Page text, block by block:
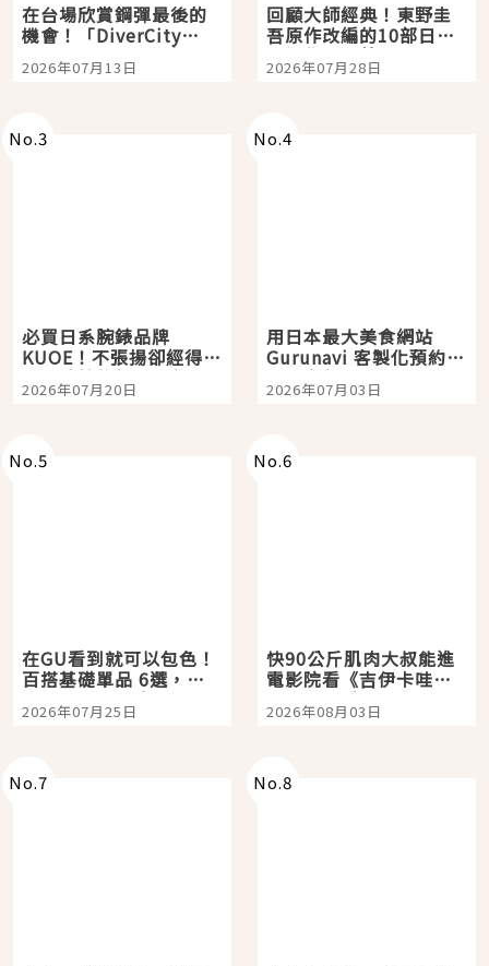
在台場欣賞鋼彈最後的
機會！「DiverCity
Tokyo Plaza」搭船、
購物、美食及夜景，一
2026年07月13日
回顧大師經典！東野圭
吾原作改編的10部日本
影視作品推薦
2026年07月28日
No.3
必買日系腕錶品牌
KUOE！不張揚卻經得起
時間洗鍊的經典之作五
選
2026年07月20日
No.4
用日本最大美食網站
Gurunavi 客製化預約九
大都市餐廳，打造專屬
美食體驗！
2026年07月03日
No.5
在GU看到就可以包色！
百搭基礎單品 6選，閉
眼全收也不心疼
2026年07月25日
No.6
快90公斤肌肉大叔能進
電影院看《吉伊卡哇》
嗎？日本重金屬樂團
「打首」會長與nagano
2026年08月03日
No.7 No.8